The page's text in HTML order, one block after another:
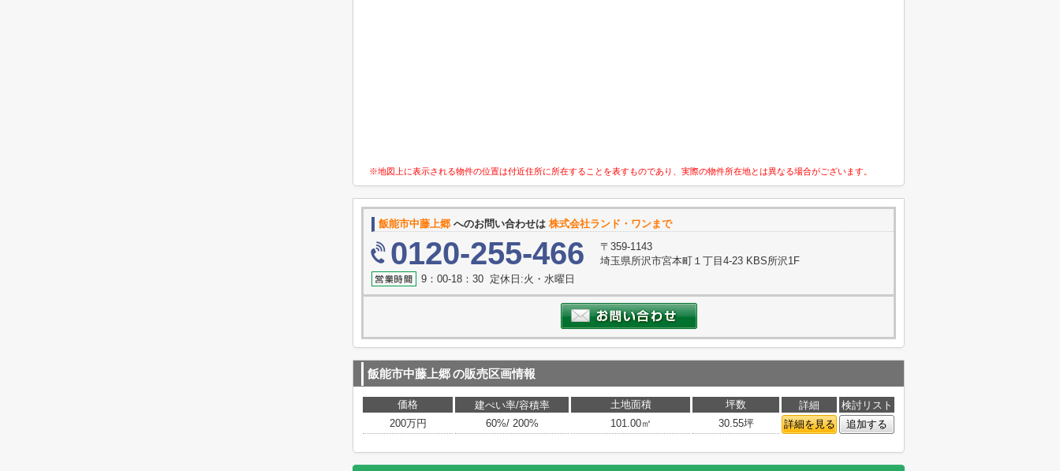
※地図上に表示される物件の位置は付近住所に所在することを表すものであり、実際の物件所在地とは異なる場合がございます。
飯能市中藤上郷 へのお問い合わせは 株式会社ランド・ワンまで
0120-255-466
〒359-1143
埼玉県所沢市宮本町１丁目4-23 KBS所沢1F
9：00-18：30 定休日:火・水曜日
飯能市中藤上郷の販売区画情報
価格 建ぺい率/容積率 土地面積 坪数 詳細
検討リスト
200万円
60%/ 200% 101.00㎡ 30.55坪 詳細を見る 追加する